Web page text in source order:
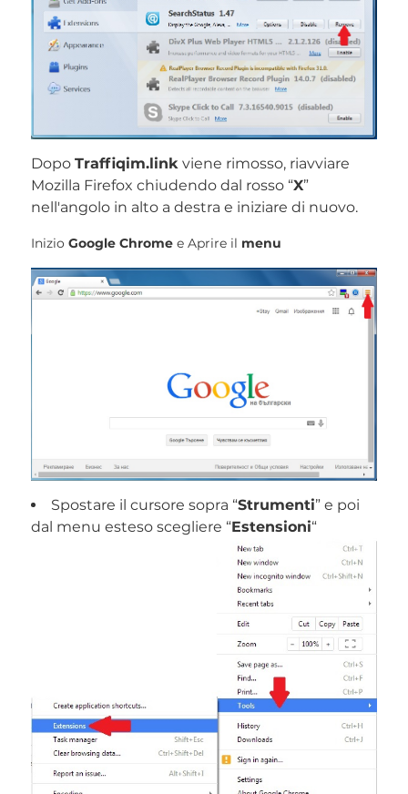
Dopo Traffiqim.linkviene rimosso, riavviare
Mozilla Firefox chiudendo dal rosso “X”
nell'angolo in alto a destra e iniziare di nuovo.
Inizio Google Chromee Aprire il menu
Spostare il cursore sopra “Strumenti” e poi
dal menu esteso scegliere “Estensioni“